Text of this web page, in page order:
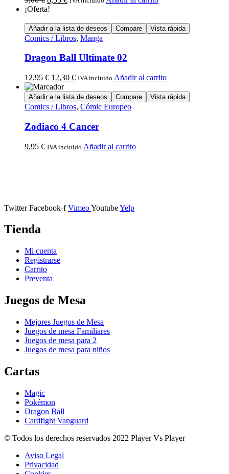
¡Oferta!
Añadir a la lista de deseos Compare Vista rápida
Comics / Libros, Manga
Dragon Ball Ultimate 02
12,95€ 12,30 € IVA incluido Añadir al carrito
Añadir a la lista de deseos Compare Vista rápida
Comics / Libros, Cómic Europeo
Zodiaco 4 Cancer
9,95 € IVA incluido Añadir al carrito
Twitter Facebook-f VimeoYoutubeYelp
Tienda
Mi cuenta
Registrarse
Carrito
Preventa
Juegos de Mesa
Mejores Juegos de Mesa
Juegos de mesa Familiares
Juegos de mesa para 2
Juegos de mesa para niños
Cartas
Magic
Pokémon
Dragon Ball
Cardfight Vanguard
© Todos los derechos reservados 2022 Player Vs Player
Aviso Legal
Privacidad